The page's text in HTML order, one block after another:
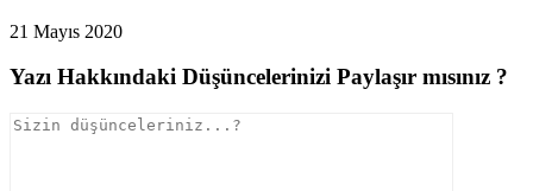
21 Mayıs 2020
Yazı Hakkındaki Düşüncelerinizi Paylaşır mısınız ?